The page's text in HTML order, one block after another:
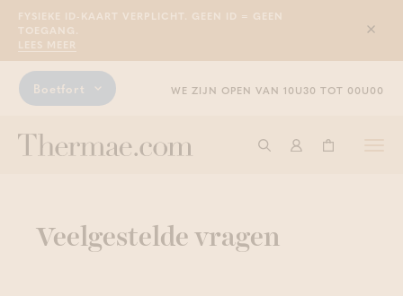
FYSIEKE ID-KAART VERPLICHT. GEEN ID = GEEN
TOEGANG.
LEES MEER
Sluit
Boetfort WE ZIJN OPEN VAN 10U30 TOT 00U00
Start met zoeken
Aanmelden
Veelgestelde vragen